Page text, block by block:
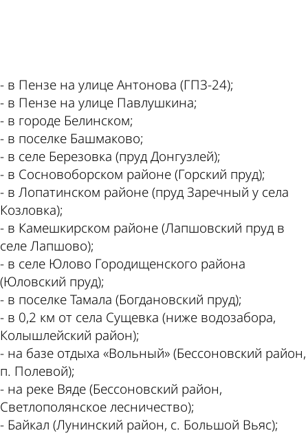
- в Пензе на улице Антонова (ГПЗ-24);
- в Пензе на улице Павлушкина;
- в городе Белинском;
- в поселке Башмаково;
- в селе Березовка (пруд Донгузлей);
- в Сосновоборском районе (Горский пруд);
- в Лопатинском районе (пруд Заречный у села
Козловка);
- в Камешкирском районе (Лапшовский пруд в
селе Лапшово);
- в селе Юлово Городищенского района
(Юловский пруд);
- в поселке Тамала (Богдановский пруд);
- в 0,2 км от села Сущевка (ниже водозабора,
Колышлейский район);
- на базе отдыха «Вольный» (Бессоновский район,
п. Полевой);
- на реке Вяде (Бессоновский район,
Светлополянское лесничество);
- Байкал (Лунинский район, с. Большой Вьяс);